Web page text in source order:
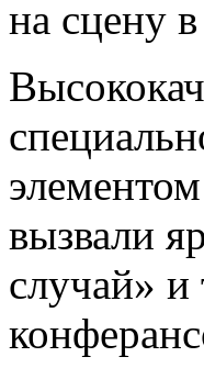
на сцену
вызвали
случай» и